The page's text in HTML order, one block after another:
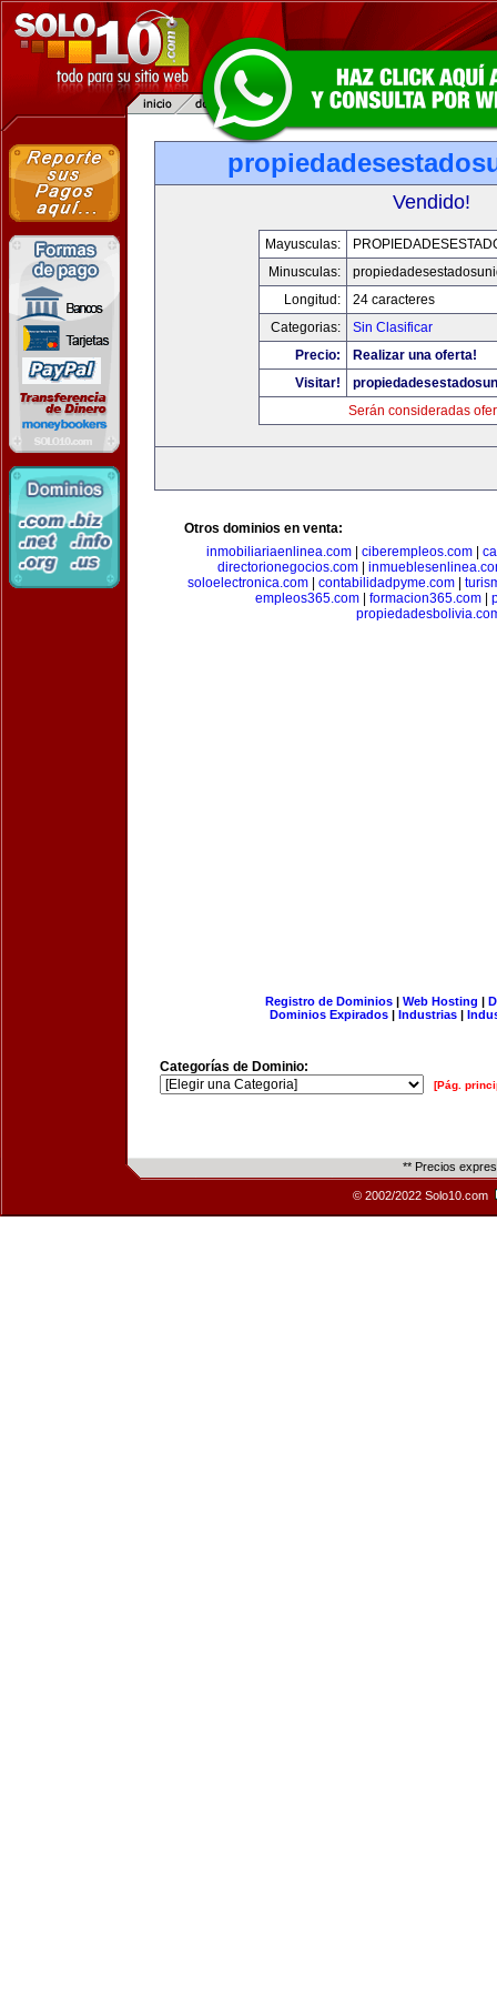
Vendido!
Mayusculas:
Minusculas:
Longitud:
24 caracteres
Categorias:
Sin Clasificar
Precio:
Realizar una oferta!
Visitar!
Serán consideradas
Otros dominios en venta:
inmobiliariaenlinea.com| ciberempleos.com|
directorionegocios.com
soloelectronica.com
contabilidadpyme.com
empleos365.com
formacion365.com
Registro de Dominios| Web Hosting |
Dominios Expirados | Industrias |
Categorías de Dominio:
[Pág.
** Precios
© 2002/2022 Solo10.com